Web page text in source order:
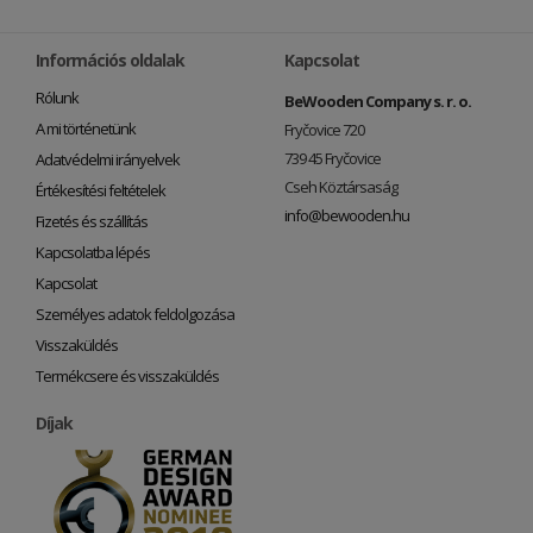
Információs oldalak
Rólunk
A mi történetünk
Adatvédelmi irányelvek
Értékesítési feltételek
Fizetés és szállítás
Kapcsolatba lépés
Kapcsolat
Személyes adatok feldolgozása
Visszaküldés
Termékcsere és visszaküldés
Kapcsolat
BeWooden Company s. r. o.
Fryčovice 720
739 45 Fryčovice
Cseh Köztársaság
info@bewooden.hu
Díjak